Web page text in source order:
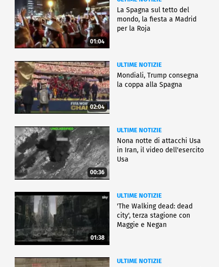
CULTURA
01:04
La Spagna sul tetto del
mondo, la fiesta a Madrid
per la Roja
02:04
ULTIME NOTIZIE
Mondiali, Trump consegna
la coppa alla Spagna
00:36
ULTIME NOTIZIE
Nona notte di attacchi Usa
in Iran, il video dell'esercito
Usa
01:38
ULTIME NOTIZIE
'The Walking dead: dead
city', terza stagione con
Maggie e Negan
ULTIME NOTIZIE